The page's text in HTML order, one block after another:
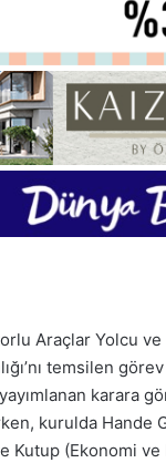
Araçlar Yolcu ve
temsilen
karara
kurulda Hande
Kutup (Ekonomi